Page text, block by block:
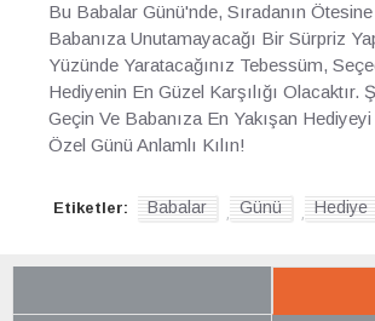
Bu Babalar Günü'nde, Sıradanın
Babanıza Unutamayacağı Bir Sürpriz
Yüzünde Yaratacağınız Tebessüm,
Hediyenin En Güzel Karşılığı Olacaktır.
Geçin Ve Babanıza En Yakışan
Özel Günü Anlamlı Kılın!
Etiketler: Babalar Günü Hediye